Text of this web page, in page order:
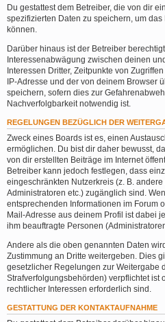
Du gestattest dem Betreiber, die von dir
spezifizierten Daten zu speichern, um
können.
Darüber hinaus ist der Betreiber
Interessenabwägung zwischen deinen
Interessen Dritter, Zeitpunkte von
IP-Adresse und der von deinem Browser
speichern, sofern dies zur
Nachverfolgbarkeit notwendig ist.
REGELUNGEN BEZÜGLICH DER
Zweck eines Boards ist es, einen
ermöglichen. Du bist dir daher bewusst,
von dir erstellten Beiträge im Internet
Betreiber kann jedoch festlegen, dass
eingeschränkten Nutzerkreis (z. B. andere
Administratoren etc.) zugänglich sind.
entsprechenden Informationen im Forum
Mail-Adresse aus deinem Profil ist dabei
ihm beauftragte Personen
Andere als die oben genannten Daten
Zustimmung an Dritte weitergeben. Dies
gesetzlicher Regelungen zur Weitergabe
Strafverfolgungsbehörden) verpflichtet ist
rechtlicher Interessen erforderlich sind.
GESTATTUNG DER KONTAKTAUFNAHME